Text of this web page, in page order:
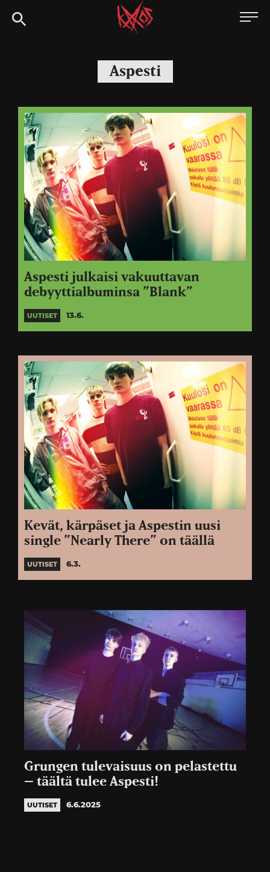
Siirry
suoraan
Kaaoszine
Aspesti
Aspesti julkaisi vakuuttavan
debyyttialbuminsa ”Blank”
UUTISET 13.6.
Kevät, kärpäset ja Aspestin uusi
single ”Nearly There” on täällä
UUTISET 6.3.
Grungen tulevaisuus on pelastettu
– täältä tulee Aspesti!
UUTISET 6.6.2025